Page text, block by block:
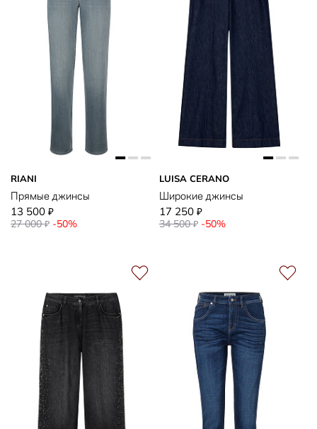
RIANI
Прямые джинсы
13 500 ₽
27 000₽ -50%
LUISA CERANO
Широкие джинсы
17 250 ₽
34 500₽ -50%